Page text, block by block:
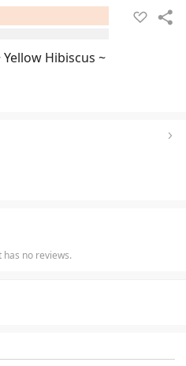
Hibiscus ~
has no reviews.